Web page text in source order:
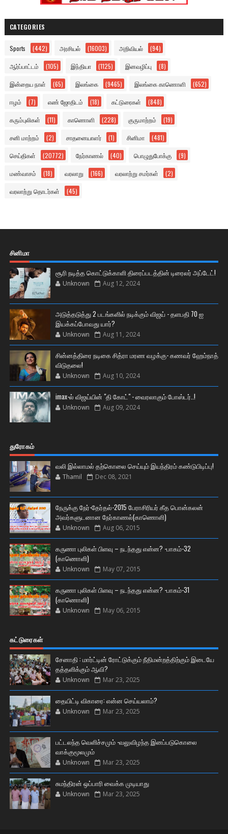
CATEGORIES
Sports (442) அரசியல் (16003) அறிவியல் (94)
ஆர்ப்பாட்டம் (105) இந்தியா (1125) இனவழிப்பு (8)
இன்றைய நாள் (65) இலங்கை (9465) இலங்கை காணொளி (652)
ஈழம் (7) எண் ஜோதிடம் (18) கட்டுரைகள் (848)
கரும்புலிகள் (11) காணொளி (228) குருமாற்றம் (19)
சனி மாற்றம் (2) சாதனையாளர் (1) சினிமா (481)
செய்திகள் (20772) நேர்காணல் (40) பொழுதுபோக்கு (9)
மண்வாசம் (18) வரலாறு (166) வரலாற்று சமர்கள் (2)
வரலாற்று தொடர்கள் (45)
சினிமா
சூரி நடித்த கொட்டுக்காளி திரைப்படத்தின் டிரைலர் அப்டேட்!
Unknown Aug 12, 2024
அடுத்தடுத்து 2 படங்களில் நடிக்கும் விஜய் - தளபதி 70 ஐ
இயக்கப்போவது யார்?
Unknown Aug 11, 2024
சின்னத்திரை நடிகை சித்ரா மரண வழக்கு- கணவர் ஹேம்நாத்
விடுதலை!
Unknown Aug 10, 2024
imax-ல் விஜய்யின் "தி கோட்" - வைரலாகும் போஸ்டர்..!
Unknown Aug 09, 2024
துரோகம்
வலி இல்லாமல் தற்கொலை செய்யும் இயந்திரம் கண்டுபிடிப்பு!
Thamil Dec 08, 2021
நேருக்கு நேர்-தேர்தல்-2015 பேராசிரியர் கீத பொன்கலன்
அவர்களுடனான நேர்காணல்(காணொளி)
Unknown Aug 06, 2015
கருணா புலிகள் பிளவு – நடந்தது என்ன? -பாகம்-32
(காணொளி)
Unknown May 07, 2015
கருணா புலிகள் பிளவு – நடந்தது என்ன? -பாகம்-31
(காணொளி)
Unknown May 06, 2015
கட்டுரைகள்
சேனாதி : மார்ட்டின் ரோட்டுக்கும் நீதிமன்றத்திற்கும் இடையே
தத்தளிக்கும் ஆவி?
Unknown Mar 23, 2025
தையிட்டி விகாரை: என்ன செய்யலாம்?
Unknown Mar 23, 2025
பட்டலந்த வெளிச்சமும் -வலுவிழந்த இனப்படுகொலை
வாக்குமூலமும்
Unknown Mar 23, 2025
சுமந்திரன் ஒப்பாரி வைக்க முடியாது
Unknown Mar 23, 2025